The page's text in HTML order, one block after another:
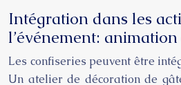
Intégration dans les
l’événement:
Les confiseries peuvent être
Un atelier de décoration de